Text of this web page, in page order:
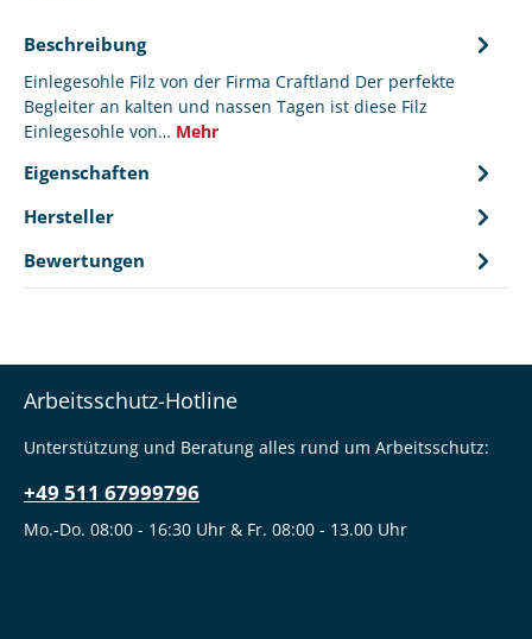
Beschreibung
Einlegesohle Filz von der Firma Craftland Der perfekte
Begleiter an kalten und nassen Tagen ist diese Filz
Einlegesohle von… Mehr
Eigenschaften
Hersteller
Bewertungen
Arbeitsschutz-Hotline
Unterstützung und Beratung alles rund um Arbeitsschutz:
+49 511 67999796
Mo.-Do. 08:00 - 16:30 Uhr & Fr. 08:00 - 13.00 Uhr